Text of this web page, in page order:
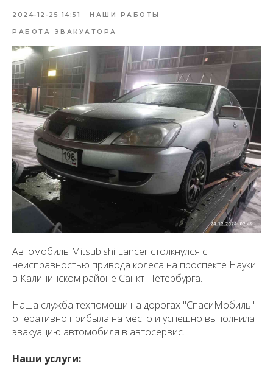
2024-12-25 14:51 НАШИ РАБОТЫ
РАБОТА ЭВАКУАТОРА
Автомобиль Mitsubishi Lancer столкнулся с
неисправностью привода колеса на проспекте Науки
в Калининском районе Санкт-Петербурга.
Наша служба техпомощи на дорогах "СпасиМобиль"
оперативно прибыла на место и успешно выполнила
эвакуацию автомобиля в автосервис.
Наши услуги: